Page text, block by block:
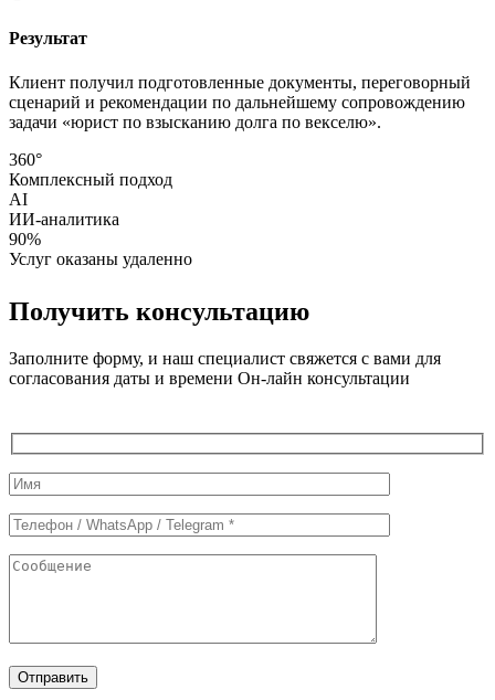
Результат
Клиент получил подготовленные документы, переговорный
сценарий и рекомендации по дальнейшему сопровождению
задачи «юрист по взысканию долга по векселю».
360°
Комплексный подход
AI
ИИ-аналитика
90%
Услуг оказаны удаленно
Получить консультацию
Заполните форму, и наш специалист свяжется с вами для
согласования даты и времени Он-лайн консультации
Служебные
поля
формы
Отправить